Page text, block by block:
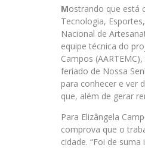
Mostrando que está
Tecnologia,
Nacional de
equipe técnica do
Campos
feriado de Nossa
para conhecer e ver
que, além de gerar
Para Elizângela
comprova que o
cidade. “Foi de